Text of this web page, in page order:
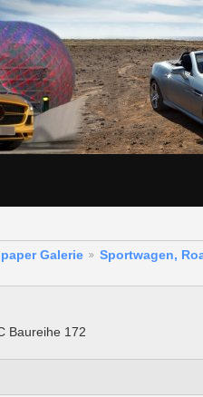
Galerie
Sportwagen,
Baureihe 172